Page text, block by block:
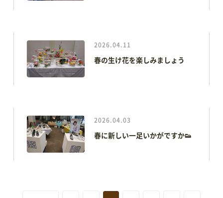
2026.04.11
春の生け花を楽しみましょう
2026.04.03
春に新しい一足いかがですか👟